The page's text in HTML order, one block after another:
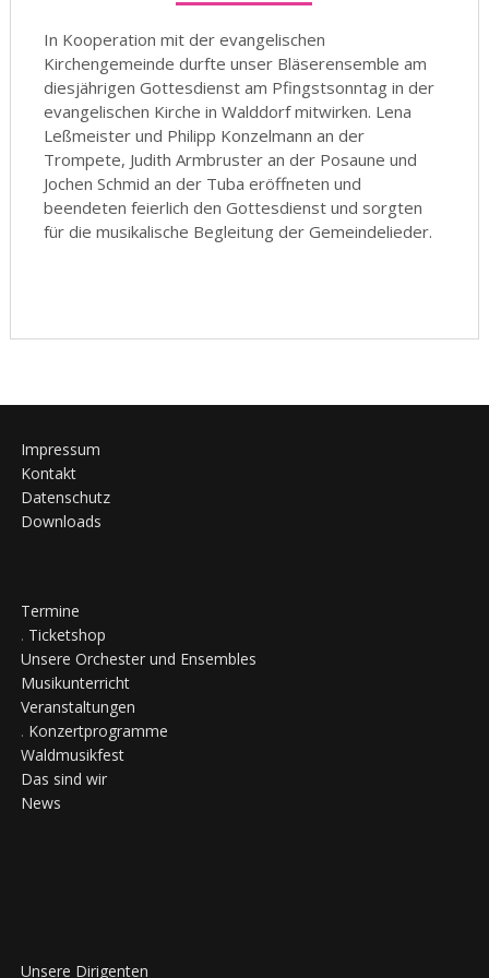
In Kooperation mit der evangelischen
Kirchengemeinde durfte unser Bläserensemble am
diesjährigen Gottesdienst am Pfingstsonntag in der
evangelischen Kirche in Walddorf mitwirken. Lena
Leßmeister und Philipp Konzelmann an der
Trompete, Judith Armbruster an der Posaune und
Jochen Schmid an der Tuba eröffneten und
beendeten feierlich den Gottesdienst und sorgten
für die musikalische Begleitung der Gemeindelieder.
Impressum
Kontakt
Datenschutz
Downloads
Termine
. Ticketshop
Unsere Orchester und Ensembles
Musikunterricht
Veranstaltungen
. Konzertprogramme
Waldmusikfest
Das sind wir
News
Unsere Dirigenten